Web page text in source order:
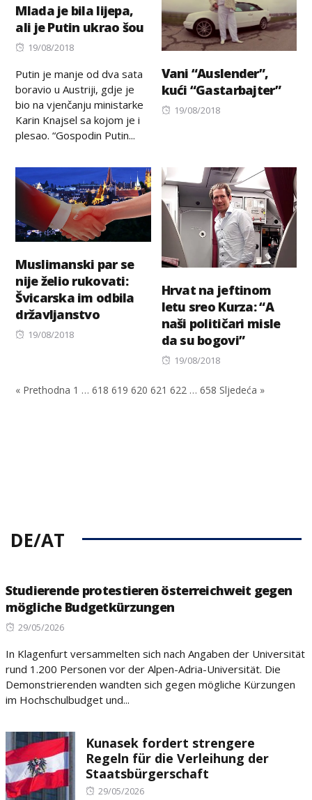
Mlada je bila lijepa,
ali je Putin ukrao šou
Posted
19/08/2018
Putin je manje od dva sata
boravio u Austriji, gdje je
bio na vjenčanju ministarke
Karin Knajsel sa kojom je i
plesao. “Gospodin Putin...
Vani “Auslender”,
kući “Gastarbajter”
Posted
19/08/2018
Muslimanski par se
nije želio rukovati:
Švicarska im odbila
državljanstvo
Posted
19/08/2018
Hrvat na jeftinom
letu sreo Kurza: “A
naši političari misle
da su bogovi”
Posted
19/08/2018
« Prethodna 1 … 618 619 620 621 622 … 658 Sljedeća »
DE/AT
Studierende protestieren österreichweit gegen
mögliche Budgetkürzungen
Posted
29/05/2026
In Klagenfurt versammelten sich nach Angaben der Universität
rund 1.200 Personen vor der Alpen-Adria-Universität. Die
Demonstrierenden wandten sich gegen mögliche Kürzungen
im Hochschulbudget und...
Kunasek fordert strengere
Regeln für die Verleihung der
Staatsbürgerschaft
Posted
29/05/2026